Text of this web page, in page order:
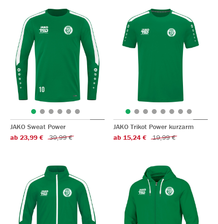
JAKO Sweat Power
ab 23,99 €
39,99 €
JAKO Trikot Power kurzarm
ab 15,24 €
19,99 €